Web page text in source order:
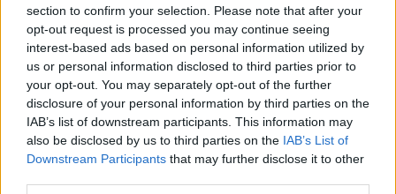
section to confirm your selection. Please note that after your
opt-out request is processed you may continue seeing
interest-based ads based on personal information utilized by
us or personal information disclosed to third parties prior to
your opt-out. You may separately opt-out of the further
disclosure of your personal information by third parties on the
IAB’s list of downstream participants. This information may
also be disclosed by us to third parties on the IAB’s List of
Downstream Participants that may further disclose it to other
MATKAILU
Finnairin lennoista osan lentää
jatkossa toinen lentoyhtiö –
matkustajille tärkeä rajoitus